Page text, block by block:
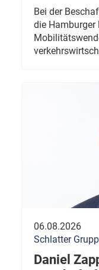
Bei der
die Hamburger
06.08.2026
Schlatter
Daniel